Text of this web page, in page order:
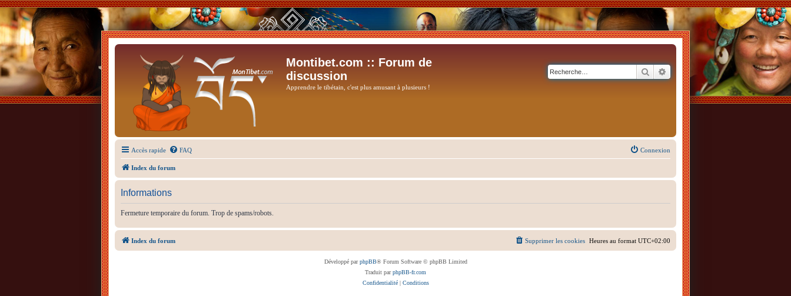
Montibet.com :: Forum de
discussion
Apprendre le tibétain, c'est plus amusant à plusieurs !
RechercherRecherche avancée
Accès rapide FAQ Connexion
Index du forum
Informations
Fermeture temporaire du forum. Trop de spams/robots.
Index du forum Heures au format UTC+02:00
Supprimer les cookies
Développé parphpBB® Forum Software © phpBB Limited
Traduit parphpBB-fr.com
Confidentialité| Conditions